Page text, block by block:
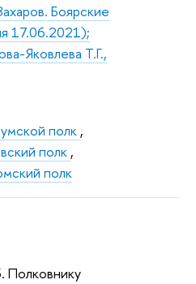
Боярские
17.06.2021);
Яковлева Т.Г.,
полк ,
полк ,
полк
Полковнику